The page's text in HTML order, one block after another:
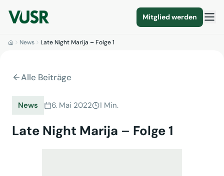
Mitglied werden
News Late Night Marija – Folge 1
Alle Beiträge
News 6. Mai 2022 1 Min.
Late Night Marija – Folge 1